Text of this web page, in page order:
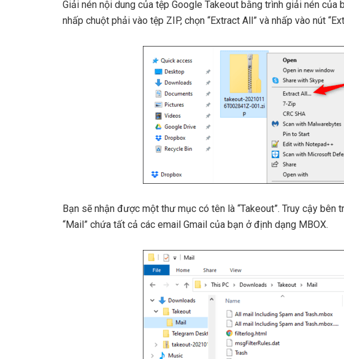
Giải nén nội dung của tệp Google Takeout bằng trình giải nén của
nhấp chuột phải vào tệp ZIP, chọn “Extract All” và nhấp vào nút
Bạn sẽ nhận được một thư mục có tên là “Takeout”. Truy cậy
“Mail” chứa tất cả các email Gmail của bạn ở định dạng MBOX.